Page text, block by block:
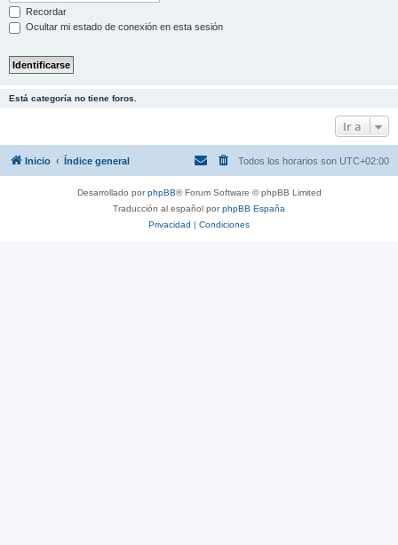
Recordar
Ocultar mi estado de conexión en esta sesión
Está categoría no tiene foros.
Ir a
Inicio Índice general Todos los horarios son UTC+02:00
Desarrollado porphpBB® Forum Software © phpBB Limited
Traducción al español porphpBB España
Privacidad | Condiciones